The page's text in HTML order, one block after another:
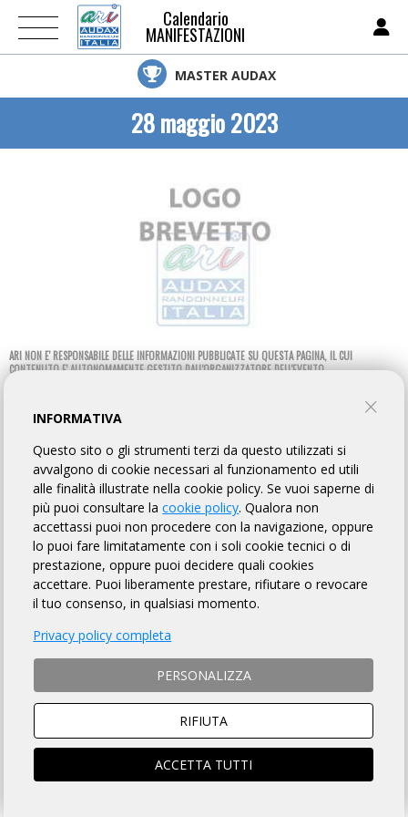
Calendario
MANIFESTAZIONI
MASTER AUDAX
28 maggio 2023
ARI NON E' RESPONSABILE DELLE INFORMAZIONI PUBBLICATE SU QUESTA PAGINA, IL CUI
CONTENUTO E' AUTONOMAMENTE GESTITO DALL'ORGANIZZATORE DELL'EVENTO.
VELORANDO 2023
AMATORI VELO LAINATE ASD
INFORMAZIONI REGOLAMENTO ROADBOOK
MAPPA
ISCRITTI
45 OMOLOGATI
2900 metri
TEMPO MASSIMO DOVE
INFORMATIVA
Questo sito o gli strumenti terzi da questo utilizzati si
avvalgono di cookie necessari al funzionamento ed utili
alle finalità illustrate nella cookie policy. Se vuoi saperne di
più puoi consultare lacookie policy. Qualora non
accettassi puoi non procedere con la navigazione, oppure
lo puoi fare limitatamente con i soli cookie tecnici o di
prestazione, oppure puoi decidere quali cookies
accettare. Puoi liberamente prestare, rifiutare o revocare
il tuo consenso, in qualsiasi momento.
Privacy policy completa
PERSONALIZZA
RIFIUTA
ACCETTA TUTTI